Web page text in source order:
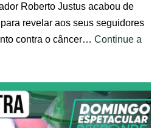
Roberto Justus acabou de
revelar aos seus seguidores
contra o câncer… Continue a